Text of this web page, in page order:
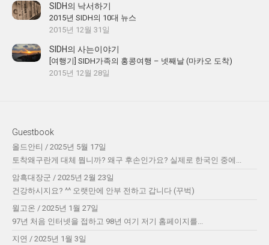
SIDH의 낙서하기
2015년 SIDH의 10대 뉴스
2015년 12월 31일
SIDH의 사는이야기
[여행기] SIDH가족의 홍콩여행 – 넷째날 (마카오 도착)
2015년 12월 28일
Guestbook
올드안티 / 2025년 5월 17일
토착왜구란게 대체 뭡니까? 왜구 후손인가요? 실제로 한국인 중에...
암흑대장군 / 2025년 2월 23일
건강하시지요? ^^ 오랫만에 안부 전하고 갑니다 (꾸벅)
윌고온 / 2025년 1월 27일
97년 처음 인터넷을 접하고 98년 여기 저기 홈페이지를...
지연 / 2025년 1월 3일